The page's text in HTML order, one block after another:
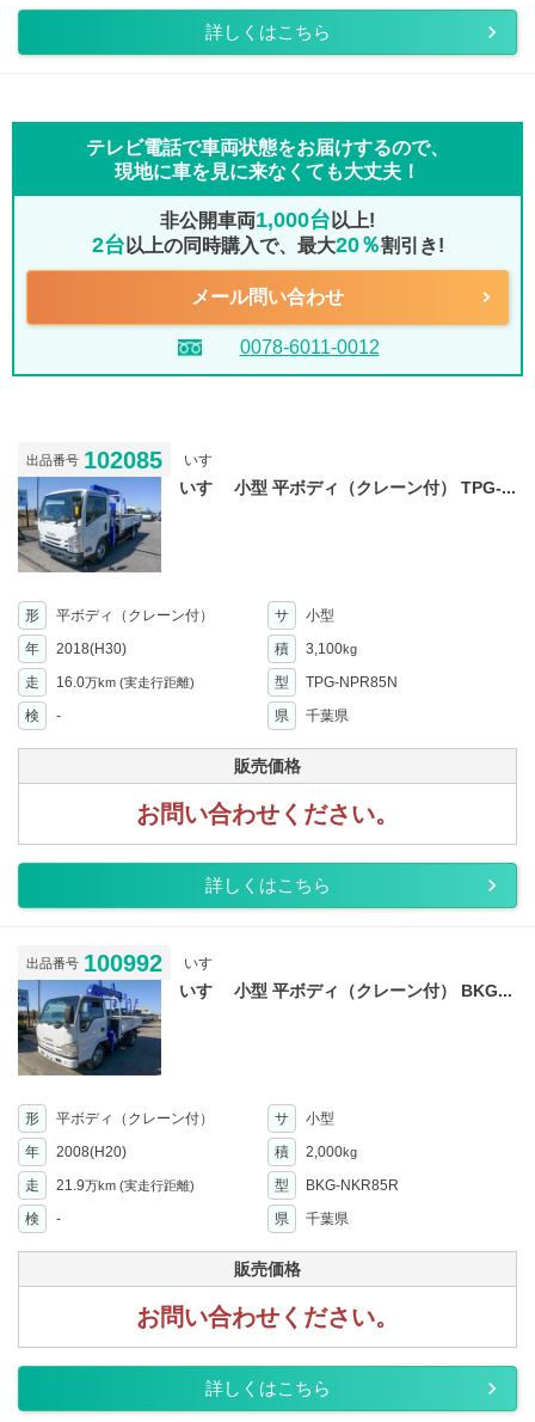
詳しくはこちら
テレビ電話で車両状態をお届けするので、
現地に車を見に来なくても大丈夫！
非公開車両1,000台 以上!
2台 以上の同時購入で、最大20％割引き!
メール問い合わせ
0078-6011-0012
出品番号 102085 いすゞ
いすゞ 小型 平ボディ（クレーン付） TPG-...
形 平ボディ（クレーン付） サ
小型
年
2018(H30) 積 3,100kg
走 16.0万km (実走行距離) 型
TPG-NPR85N
検
- 県 千葉県
販売価格
お問い合わせください。
詳しくはこちら
出品番号 100992 いすゞ
いすゞ 小型 平ボディ（クレーン付） BKG...
形 平ボディ（クレーン付） サ
小型
年
2008(H20) 積 2,000kg
走 21.9万km (実走行距離) 型
BKG-NKR85R
検
- 県 千葉県
販売価格
お問い合わせください。
詳しくはこちら